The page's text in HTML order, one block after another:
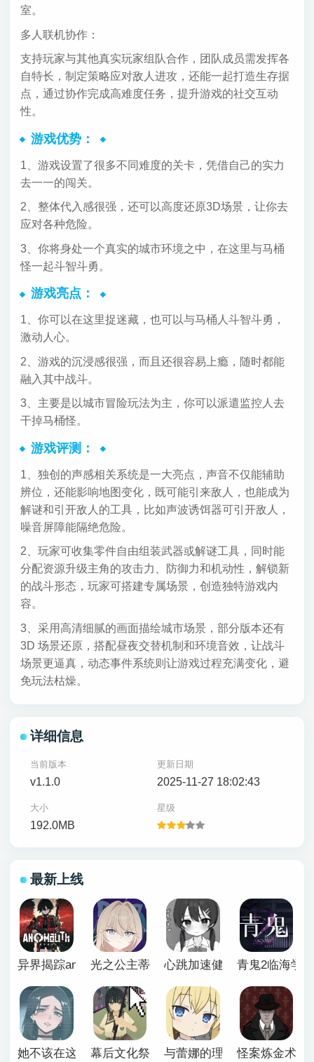
室。
多人联机协作：
支持玩家与其他真实玩家组队合作，团队成员需发挥各
自特长，制定策略应对敌人进攻，还能一起打造生存据
点，通过协作完成高难度任务，提升游戏的社交互动
性。
游戏优势：
1、游戏设置了很多不同难度的关卡，凭借自己的实力
去一一的闯关。
2、整体代入感很强，还可以高度还原3D场景，让你去
应对各种危险。
3、你将身处一个真实的城市环境之中，在这里与马桶
怪一起斗智斗勇。
游戏亮点：
1、你可以在这里捉迷藏，也可以与马桶人斗智斗勇，
激动人心。
2、游戏的沉浸感很强，而且还很容易上瘾，随时都能
融入其中战斗。
3、主要是以城市冒险玩法为主，你可以派遣监控人去
干掉马桶怪。
游戏评测：
1、独创的声感相关系统是一大亮点，声音不仅能辅助
辨位，还能影响地图变化，既可能引来敌人，也能成为
解谜和引开敌人的工具，比如声波诱饵器可引开敌人，
噪音屏障能隔绝危险。
2、玩家可收集零件自由组装武器或解谜工具，同时能
分配资源升级主角的攻击力、防御力和机动性，解锁新
的战斗形态，玩家可搭建专属场景，创造独特游戏内
容。
3、采用高清细腻的画面描绘城市场景，部分版本还有
3D 场景还原，搭配昼夜交替机制和环境音效，让战斗
场景更逼真，动态事件系统则让游戏过程充满变化，避
免玩法枯燥。
详细信息
当前版本
v1.1.0
更新日期
2025-11-27 18:02:43
大小
192.0MB
星级
最新上线
异界揭踪anomalith光之公主蒂亚丽普莉兹姆游戏
心跳加速健康诊断安卓汉化
青鬼2临海学
她不该在这里官方版幕后文化祭游戏与蕾娜的理想生活安卓
怪案炼金术师